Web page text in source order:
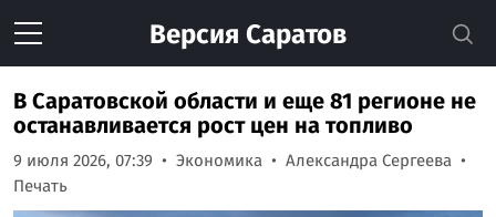
Версия Саратов
В Саратовской области и еще 81 регионе не
останавливается рост цен на топливо
9 июля 2026, 07:39 Экономика
Александра Сергеева
Печать